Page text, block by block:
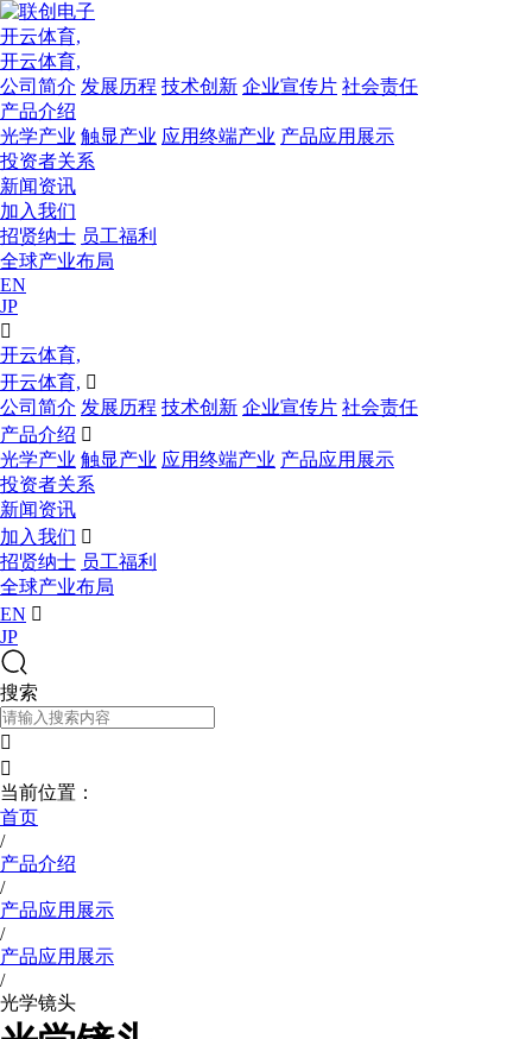
开云体育,
开云体育,
公司简介 发展历程 技术创新 企业宣传片 社会责任
产品介绍
光学产业 触显产业 应用终端产业 产品应用展示
投资者关系
新闻资讯
加入我们
招贤纳士 员工福利
全球产业布局
EN
JP

开云体育,
开云体育, 
公司简介 发展历程 技术创新 企业宣传片 社会责任
产品介绍 
光学产业 触显产业 应用终端产业 产品应用展示
投资者关系
新闻资讯
加入我们 
招贤纳士 员工福利
全球产业布局
EN 
JP
搜索


当前位置：
首页
/
产品介绍
/
产品应用展示
/
产品应用展示
/
光学镜头